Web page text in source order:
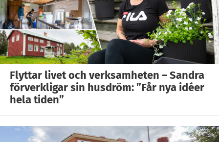
Flyttar livet och verksamheten – Sandra
förverkligar sin husdröm: ”Får nya idéer
hela tiden”